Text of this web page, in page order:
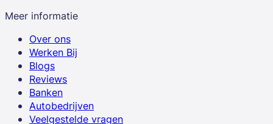
Meer informatie
Over ons
Werken Bij
Blogs
Reviews
Banken
Autobedrijven
Veelgestelde vragen